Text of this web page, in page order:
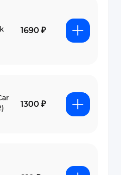
1690 ₽
1300 ₽